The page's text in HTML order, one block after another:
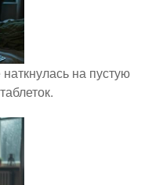
на пустую